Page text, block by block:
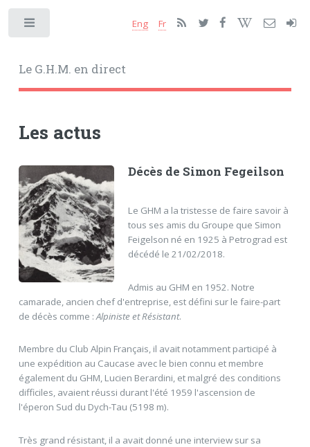
Le G.H.M. en direct
Eng Fr
Les actus
Décès de Simon Fegeilson
Le GHM a la tristesse de faire savoir à
tous ses amis du Groupe que Simon
Feigelson né en 1925 à Petrograd est
décédé le 21/02/2018.
Admis au GHM en 1952. Notre
camarade, ancien chef d'entreprise, est défini sur le faire-part
de décès comme :Alpiniste et Résistant.
Membre du Club Alpin Français, il avait notamment participé à
une expédition au Caucase avec le bien connu et membre
également du GHM, Lucien Berardini, et malgré des conditions
difficiles, avaient réussi durant l'été 1959 l'ascension de
l'éperon Sud du Dych-Tau (5198 m).
Très grand résistant, il a avait donné une interview sur sa